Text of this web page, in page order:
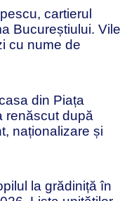
cartierul
Bucureștiului. Vile
cu nume de
din Piața
renăscut după
naționalizare și
la grădiniță în